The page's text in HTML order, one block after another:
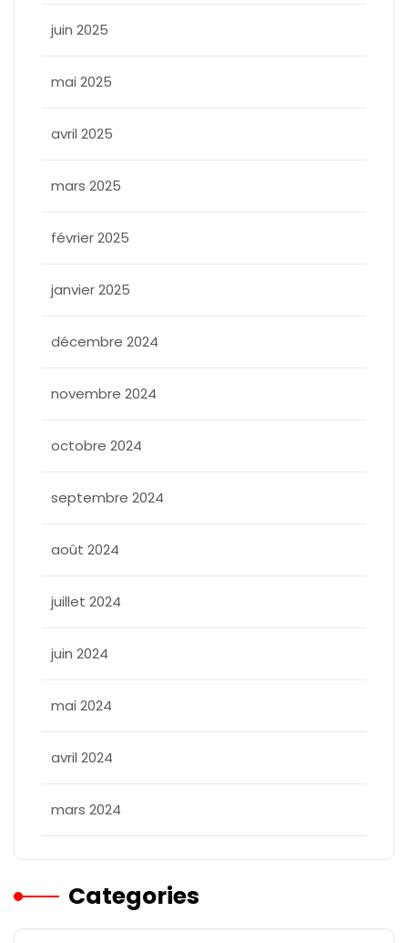
juin 2025
mai 2025
avril 2025
mars 2025
février 2025
janvier 2025
décembre 2024
novembre 2024
octobre 2024
septembre 2024
août 2024
juillet 2024
juin 2024
mai 2024
avril 2024
mars 2024
Categories